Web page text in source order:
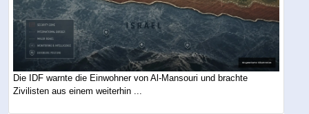
Die IDF warnte die Einwohner von Al-Mansouri und brachte
Zivilisten aus einem weiterhin ...